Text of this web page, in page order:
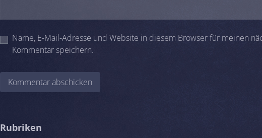
Name, E-Mail-Adresse und Website in diesem Browser für meinen
Kommentar speichern.
Rubriken